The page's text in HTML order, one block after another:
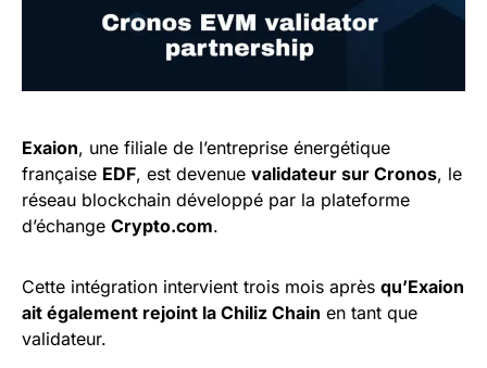
Exaion, une filiale de l’entreprise énergétique
française EDF, est devenue validateur sur Cronos, le
réseau blockchain développé par la plateforme
d’échange Crypto.com.
Cette intégration intervient trois mois après qu’Exaion
ait également rejoint la Chiliz Chain en tant que
validateur.